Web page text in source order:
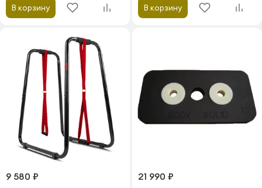
В корзину
В корзину
9 580 ₽ 21 990 ₽